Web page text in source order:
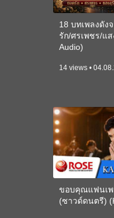
18 บทเพลงดัง
รัก/ศรเพชร/แ
Audio)
14 views •
ขอบคุณแฟนเพ
(ซาวด์ดนตรี)